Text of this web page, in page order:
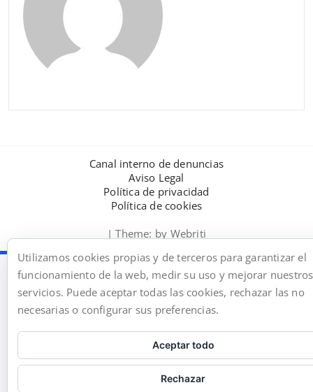
Canal interno de denuncias
Aviso Legal
Política de privacidad
Política de cookies
| Theme: by Webriti
Utilizamos cookies propias y de terceros para garantizar el
funcionamiento de la web, medir su uso y mejorar nuestros
servicios. Puede aceptar todas las cookies, rechazar las no
necesarias o configurar sus preferencias.
Aceptar todo
Rechazar